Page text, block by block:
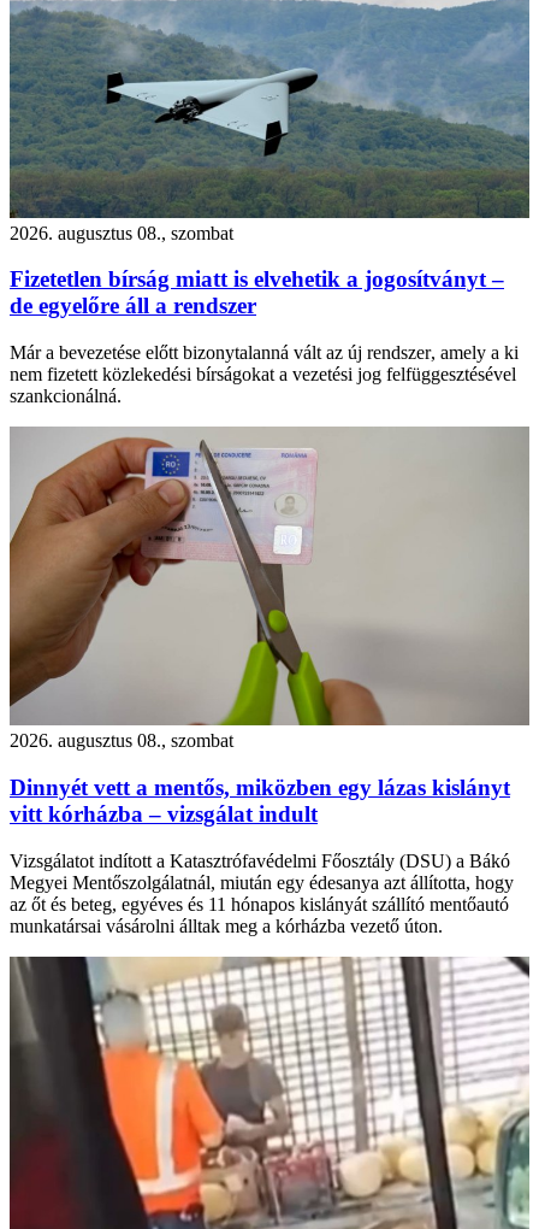
2026. augusztus 08., szombat
Fizetetlen bírság miatt is elvehetik a jogosítványt –
de egyelőre áll a rendszer
Már a bevezetése előtt bizonytalanná vált az új rendszer, amely a ki
nem fizetett közlekedési bírságokat a vezetési jog felfüggesztésével
szankcionálná.
2026. augusztus 08., szombat
Dinnyét vett a mentős, miközben egy lázas kislányt
vitt kórházba – vizsgálat indult
Vizsgálatot indított a Katasztrófavédelmi Főosztály (DSU) a Bákó
Megyei Mentőszolgálatnál, miután egy édesanya azt állította, hogy
az őt és beteg, egyéves és 11 hónapos kislányát szállító mentőautó
munkatársai vásárolni álltak meg a kórházba vezető úton.